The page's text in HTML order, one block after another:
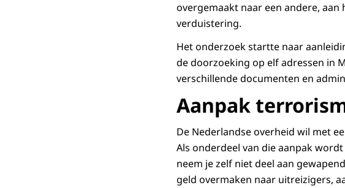
overgemaakt naar een andere,
verduistering.
Het onderzoek startte naar
de doorzoeking op elf adressen in
verschillende documenten en
Aanpak
De Nederlandse overheid wil met
Als onderdeel van die aanpak
neem je zelf niet deel aan
geld overmaken naar uitreizigers,